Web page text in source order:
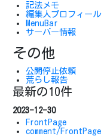
記法メモ
編集人プロフィール
MenuBar
サーバー情報
その他
公開停止依頼
荒らし報告
最新の10件
2023-12-30
FrontPage
comment/FrontPage